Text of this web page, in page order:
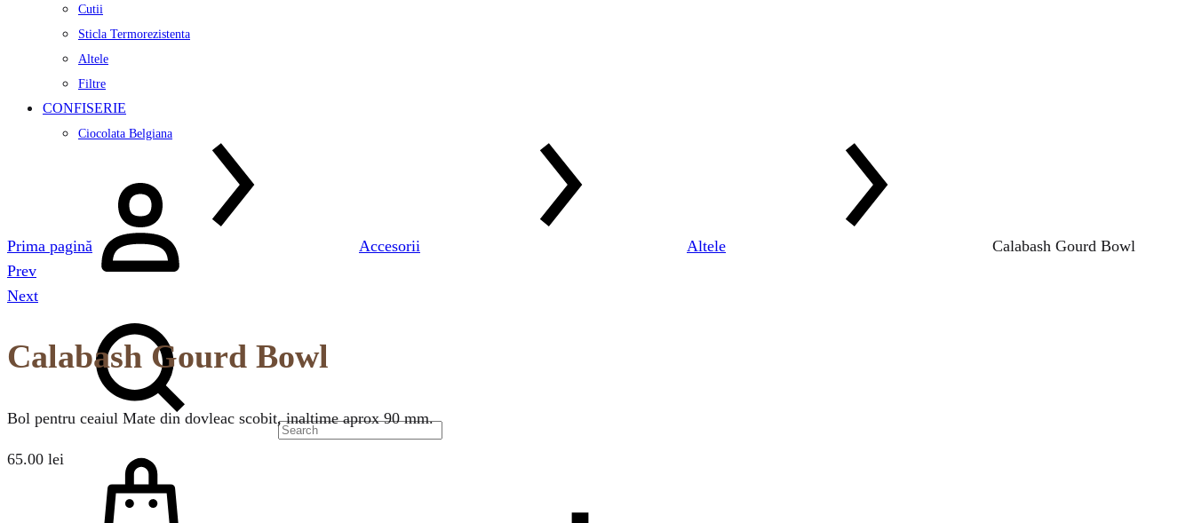
Cutii
Sticla Termorezistenta
Altele
Filtre
CONFISERIE
Ciocolata Belgiana
Prima pagină Accesorii Altele Calabash Gourd Bowl
Product
navigation
Prev
Next
Calabash Gourd Bowl
Bol pentru ceaiul Mate din dovleac scobit, inaltime aprox 90 mm.
65.00 lei